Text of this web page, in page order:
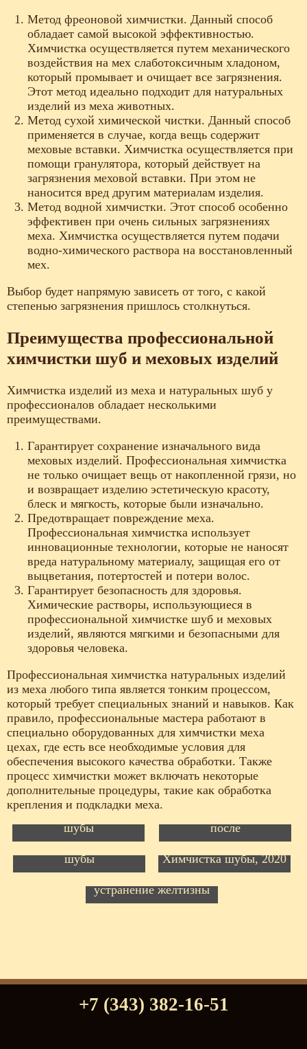
Метод фреоновой химчистки. Данный способ
обладает самой высокой эффективностью.
Химчистка осуществляется путем механического
воздействия на мех слаботоксичным хладоном,
который промывает и очищает все загрязнения.
Этот метод идеально подходит для натуральных
изделий из меха животных.
Метод сухой химической чистки. Данный способ
применяется в случае, когда вещь содержит
меховые вставки. Химчистка осуществляется при
помощи гранулятора, который действует на
загрязнения меховой вставки. При этом не
наносится вред другим материалам изделия.
Метод водной химчистки. Этот способ особенно
эффективен при очень сильных загрязнениях
меха. Химчистка осуществляется путем подачи
водно-химического раствора на восстановленный
мех.
Выбор будет напрямую зависеть от того, с какой
степенью загрязнения пришлось столкнуться.
Преимущества профессиональной
химчистки шуб и меховых изделий
Химчистка изделий из меха и натуральных шуб у
профессионалов обладает несколькими
преимуществами.
Гарантирует сохранение изначального вида
меховых изделий. Профессиональная химчистка
не только очищает вещь от накопленной грязи, но
и возвращает изделию эстетическую красоту,
блеск и мягкость, которые были изначально.
Предотвращает повреждение меха.
Профессиональная химчистка использует
инновационные технологии, которые не наносят
вреда натуральному материалу, защищая его от
выцветания, потертостей и потери волос.
Гарантирует безопасность для здоровья.
Химические растворы, использующиеся в
профессиональной химчистке шуб и меховых
изделий, являются мягкими и безопасными для
здоровья человека.
Профессиональная химчистка натуральных изделий
из меха любого типа является тонким процессом,
который требует специальных знаний и навыков. Как
правило, профессиональные мастера работают в
специально оборудованных для химчистки меха
цехах, где есть все необходимые условия для
обеспечения высокого качества обработки. Также
процесс химчистки может включать некоторые
дополнительные процедуры, такие как обработка
крепления и подкладки меха.
Перекрой и химчистка
шубы
после
Перешив норковой
шубы - химчистка
шубы
Химчистка шубы, 2020
Химчистка и
устранение желтизны
+7 (343) 382-16-51